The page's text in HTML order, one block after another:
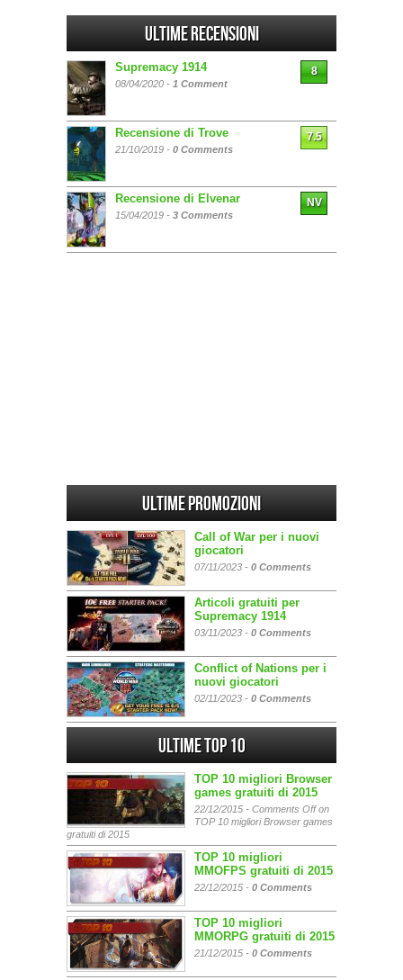
Ultime Recensioni
Supremacy 1914
08/04/2020 - 1 Comment
8
Recensione di Trove
21/10/2019 - 0 Comments
7.5
Recensione di Elvenar
15/04/2019 - 3 Comments
NV
Ultime promozioni
Call of War per i nuovi
giocatori
07/11/2023 - 0 Comments
Articoli gratuiti per
Supremacy 1914
03/11/2023 - 0 Comments
Conflict of Nations per i
nuovi giocatori
02/11/2023 - 0 Comments
Ultime Top 10
TOP 10 migliori Browser
games gratuiti di 2015
22/12/2015 - Comments Offon
TOP 10 migliori Browser games
gratuiti di 2015
TOP 10 migliori
MMOFPS gratuiti di 2015
22/12/2015 - 0 Comments
TOP 10 migliori
MMORPG gratuiti di 2015
21/12/2015 - 0 Comments